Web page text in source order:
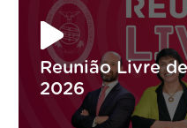
Reunião Livre
2026